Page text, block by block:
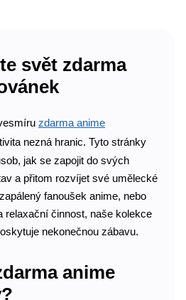
svět zdarma
zdarma anime
nezná hranic. Tyto stránky
jak se zapojit do svých
a přitom rozvíjet své umělecké
fanoušek anime, nebo
relaxační činnost, naše kolekce
nekonečnou zábavu.
anime